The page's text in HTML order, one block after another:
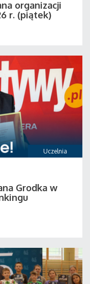
organizacji
r. (piątek)
Uczelnia
Grodka w